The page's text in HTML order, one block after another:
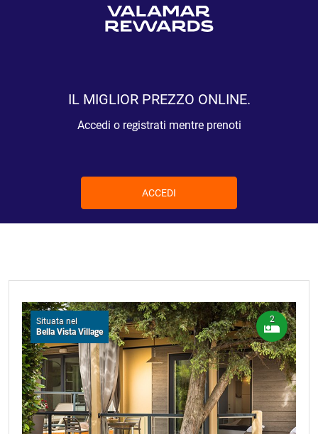
IL MIGLIOR PREZZO ONLINE.
Accedi o registrati mentre prenoti
ACCEDI
Situata nel
Bella Vista Village
2